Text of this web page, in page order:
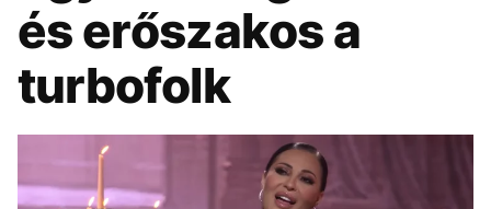
KÖZÉLET UTAZÁS
ÉLETMÓD DESIGN
BESZÉLGETÉSEK
VIDEÓ TÖRTÉNETEK
GASZTRO
és erőszakos a
turbofolk